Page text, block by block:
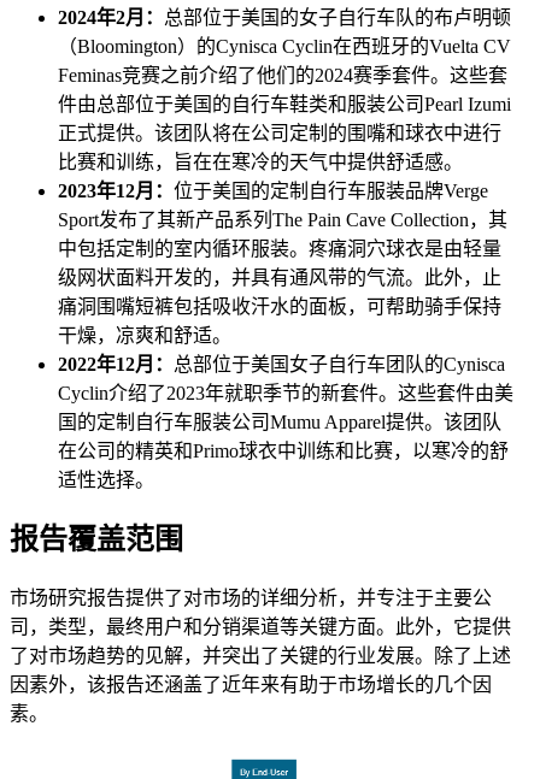
2024年2月： 总部位于美国的女子自行车队的布卢明顿
（Bloomington）的Cynisca Cyclin在西班牙的Vuelta CV
Feminas竞赛之前介绍了他们的2024赛季套件。这些套
件由总部位于美国的自行车鞋类和服装公司Pearl Izumi
正式提供。该团队将在公司定制的围嘴和球衣中进行
比赛和训练，旨在在寒冷的天气中提供舒适感。
2023年12月： 位于美国的定制自行车服装品牌Verge
Sport发布了其新产品系列The Pain Cave Collection，其
中包括定制的室内循环服装。疼痛洞穴球衣是由轻量
级网状面料开发的，并具有通风带的气流。此外，止
痛洞围嘴短裤包括吸收汗水的面板，可帮助骑手保持
干燥，凉爽和舒适。
2022年12月： 总部位于美国女子自行车团队的Cynisca
Cyclin介绍了2023年就职季节的新套件。这些套件由美
国的定制自行车服装公司Mumu Apparel提供。该团队
在公司的精英和Primo球衣中训练和比赛，以寒冷的舒
适性选择。
报告覆盖范围
市场研究报告提供了对市场的详细分析，并专注于主要公
司，类型，最终用户和分销渠道等关键方面。此外，它提供
了对市场趋势的见解，并突出了关键的行业发展。除了上述
因素外，该报告还涵盖了近年来有助于市场增长的几个因
素。